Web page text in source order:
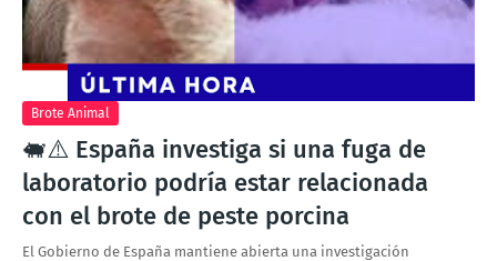
Brote Animal
🐖⚠️ España investiga si una fuga de
laboratorio podría estar relacionada
con el brote de peste porcina
El Gobierno de España mantiene abierta una investigación